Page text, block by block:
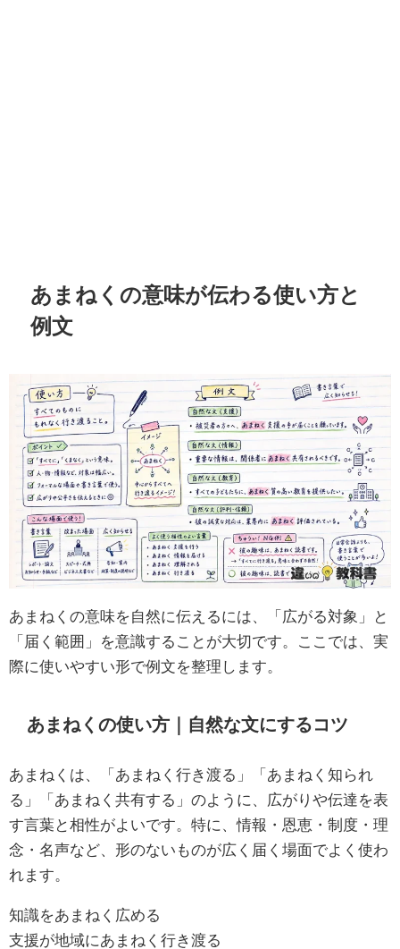
あまねくの意味が伝わる使い方と
例文
あまねくの意味を自然に伝えるには、「広がる対象」と
「届く範囲」を意識することが大切です。ここでは、実
際に使いやすい形で例文を整理します。
あまねくの使い方｜自然な文にするコツ
あまねくは、「あまねく行き渡る」「あまねく知られ
る」「あまねく共有する」のように、広がりや伝達を表
す言葉と相性がよいです。特に、情報・恩恵・制度・理
念・名声など、形のないものが広く届く場面でよく使わ
れます。
知識をあまねく広める
支援が地域にあまねく行き渡る